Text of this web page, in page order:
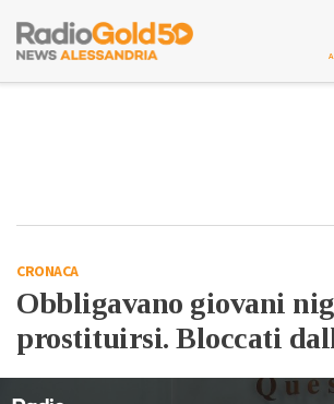
CRONACA
Obbligavano giovani
prostituirsi. Bloccati